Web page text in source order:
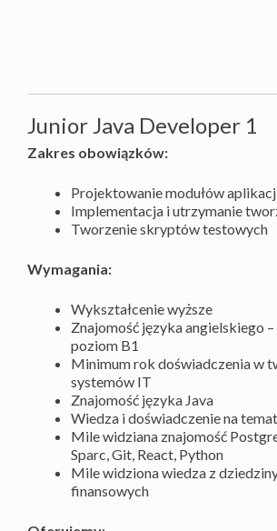
Junior Java Developer 1
Zakres obowiązków:
Projektowanie modułów
Implementacja i utrzymanie
Tworzenie skryptów testowych
Wymagania:
Wykształcenie wyższe
Znajomość języka angielskiego
poziom B1
Minimum rok doświadczenia w
systemów IT
Znajomość języka Java
Wiedza i doświadczenie na
Mile widziana znajomość
Sparc, Git, React, Python
Mile widziona wiedza z
finansowych